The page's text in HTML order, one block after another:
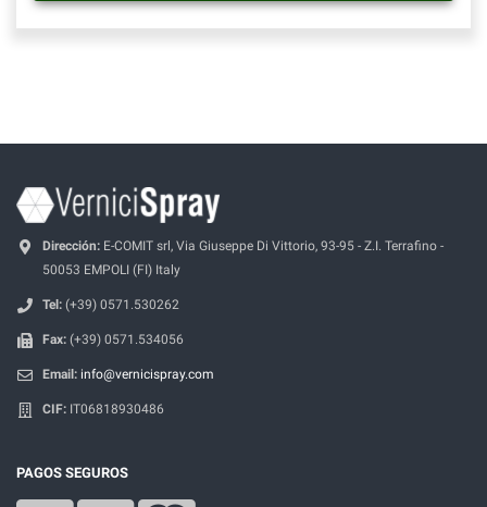
Dirección: E-COMIT srl, Via Giuseppe Di Vittorio, 93-95 - Z.I. Terrafino -
50053 EMPOLI (FI) Italy
Tel: (+39) 0571.530262
Fax: (+39) 0571.534056
Email: info@vernicispray.com
CIF: IT06818930486
PAGOS SEGUROS